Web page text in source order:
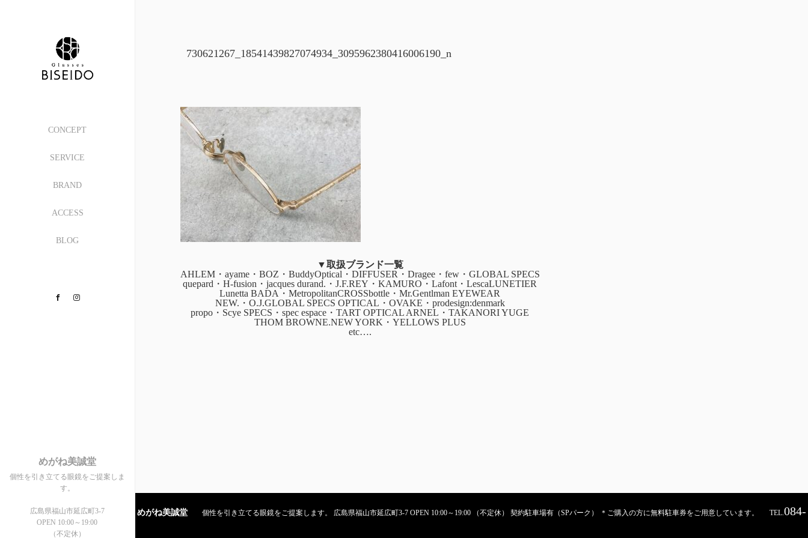
CONCEPT
SERVICE
BRAND
ACCESS
BLOG
Facebook
めがね美誠堂
個性を引き立てる眼鏡をご提案しま
す。
広島県福山市延広町3-7
OPEN 10:00～19:00
（不定休）
730621267_18541439827074934_3095962380416006190_n
▼取扱ブランド一覧
AHLEM・ayame・BOZ・BuddyOptical・DIFFUSER・Dragee・few・GLOBAL SPECS
quepard・H-fusion・jacques durand.・J.F.REY・KAMURO・Lafont・LescaLUNETIER
Lunetta BADA・MetropolitanCROSSbottle・Mr.Gentlman EYEWEAR
NEW.・O.J.GLOBAL SPECS OPTICAL・OVAKE・prodesign:denmark
propo・Scye SPECS・spec espace・TART OPTICAL ARNEL・TAKANORI YUGE
THOM BROWNE.NEW YORK・YELLOWS PLUS
etc….
めがね美誠堂 個性を引き立てる眼鏡をご提案します。 広島県福山市延広町3-7 OPEN 10:00～19:00 （不定休） 契約駐車場有（SPパーク） ＊ご購入の方に無料駐車券をご用意しています。 TEL.084-